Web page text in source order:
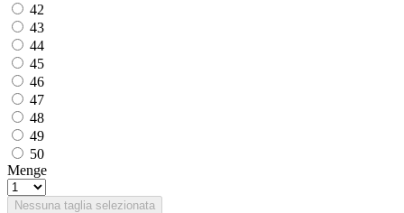
42
43
44
45
46
47
48
49
50
Menge
Nessuna taglia selezionata